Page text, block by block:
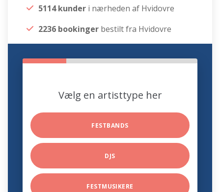
5114 kunder i nærheden af Hvidovre
2236 bookinger bestilt fra Hvidovre
Vælg en artisttype her
FESTBANDS
DJS
FESTMUSIKERE